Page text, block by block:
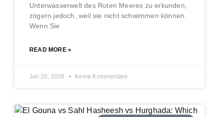
Unterwasserwelt des Roten Meeres zu erkunden,
zögern jedoch, weil sie nicht schwimmen können.
Wenn Sie
READ MORE »
Juli 20, 2026 Keine Kommentare